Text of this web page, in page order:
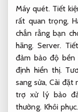
Máy quét. Tiết
rất quan trọng,
chắn rằng bạn
hãng. Server.
đảm bảo độ bền
định hiển thị.
sang sửa, Cài đặt
trợ xử lý bảo
thường. Khôi phục.